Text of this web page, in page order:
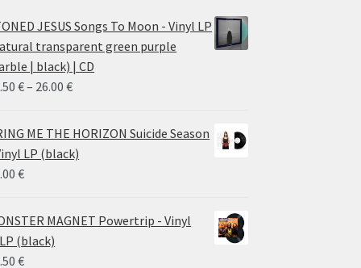
JESUS Songs To Moon - Vinyl LP
transparent green purple
| black) | CD
€– 26.00€Price
14.50 €
through
ME THE HORIZON Suicide Season
LP (black)
€
MAGNET Powertrip - Vinyl
(black)
€